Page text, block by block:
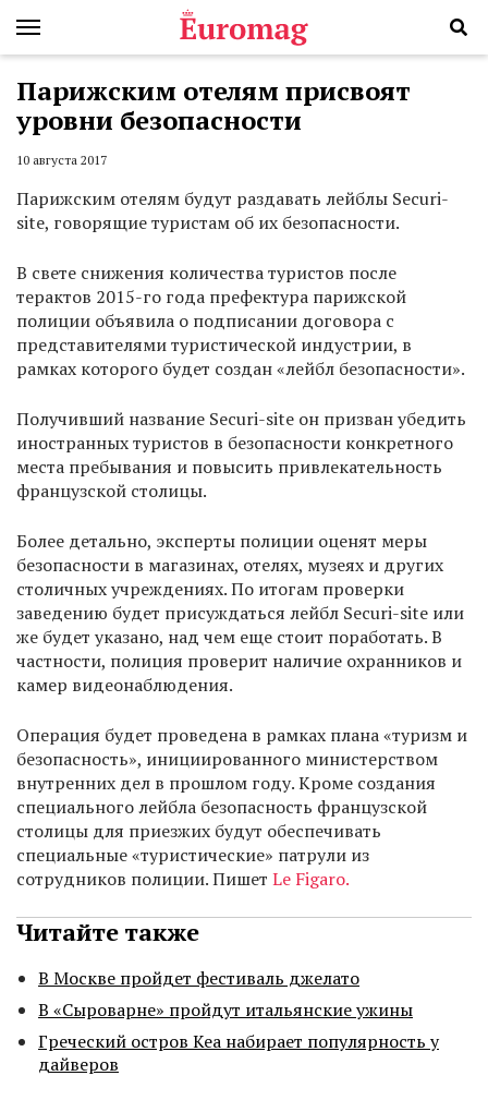
Парижским отелям присвоят
уровни безопасности
10 августа 2017
Парижским отелям будут раздавать лейблы Securi-
site, говорящие туристам об их безопасности.
В свете снижения количества туристов после
терактов 2015-го года префектура парижской
полиции объявила о подписании договора с
представителями туристической индустрии, в
рамках которого будет создан «лейбл безопасности».
Получивший название Securi-site он призван убедить
иностранных туристов в безопасности конкретного
места пребывания и повысить привлекательность
французской столицы.
Более детально, эксперты полиции оценят меры
безопасности в магазинах, отелях, музеях и других
столичных учреждениях. По итогам проверки
заведению будет присуждаться лейбл Securi-site или
же будет указано, над чем еще стоит поработать. В
частности, полиция проверит наличие охранников и
камер видеонаблюдения.
Операция будет проведена в рамках плана «туризм и
безопасность», инициированного министерством
внутренних дел в прошлом году. Кроме создания
специального лейбла безопасность французской
столицы для приезжих будут обеспечивать
специальные «туристические» патрули из
сотрудников полиции. Пишет Le Figaro.
Читайте также
В Москве пройдет фестиваль джелато
В «Сыроварне» пройдут итальянские ужины
Греческий остров Кеа набирает популярность у
дайверов